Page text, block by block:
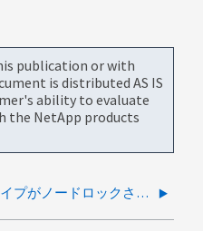
publication or with
is distributed AS IS
ability to evaluate
the NetApp products
System Managerでライセンスタイプがノードロックされる理由